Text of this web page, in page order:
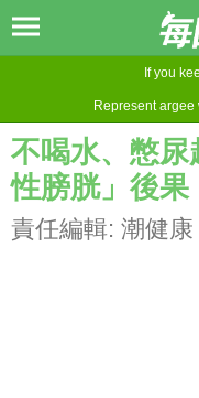
If you
Represent argee
不喝水、憋
性膀胱」後
責任編輯: 潮健康